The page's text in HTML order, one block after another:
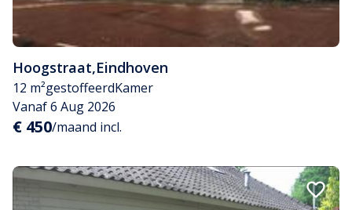
Hoogstraat,Eindhoven
12 m²gestoffeerdKamer
Vanaf 6 Aug 2026
€ 450/maand incl.